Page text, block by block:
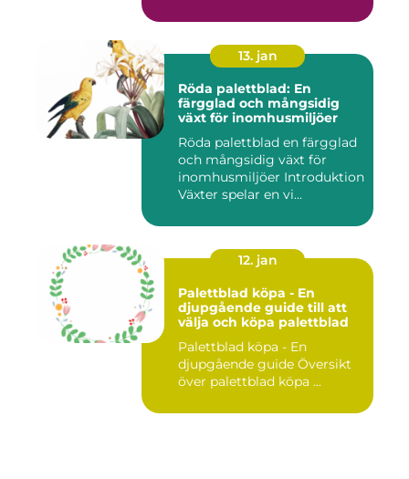
13. jan
Röda palettblad: En
färgglad och mångsidig
växt för inomhusmiljöer
Röda palettblad en färgglad
och mångsidig växt för
inomhusmiljöer Introduktion
Växter spelar en vi...
12. jan
Palettblad köpa - En
djupgående guide till att
välja och köpa palettblad
Palettblad köpa - En
djupgående guide Översikt
över palettblad köpa ...